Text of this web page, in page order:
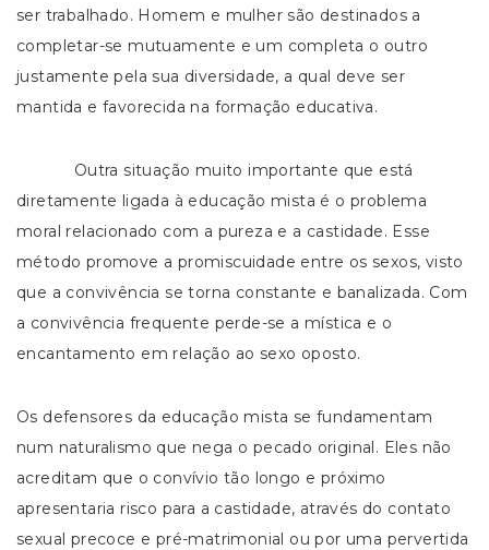
ser trabalhado. Homem e mulher são destinados a
completar-se mutuamente e um completa o outro
justamente pela sua diversidade, a qual deve ser
mantida e favorecida na formação educativa.
Outra situação muito importante que está
diretamente ligada à educação mista é o problema
moral relacionado com a pureza e a castidade. Esse
método promove a promiscuidade entre os sexos, visto
que a convivência se torna constante e banalizada. Com
a convivência frequente perde-se a mística e o
encantamento em relação ao sexo oposto.
Os defensores da educação mista se fundamentam
num naturalismo que nega o pecado original. Eles não
acreditam que o convívio tão longo e próximo
apresentaria risco para a castidade, através do contato
sexual precoce e pré-matrimonial ou por uma pervertida